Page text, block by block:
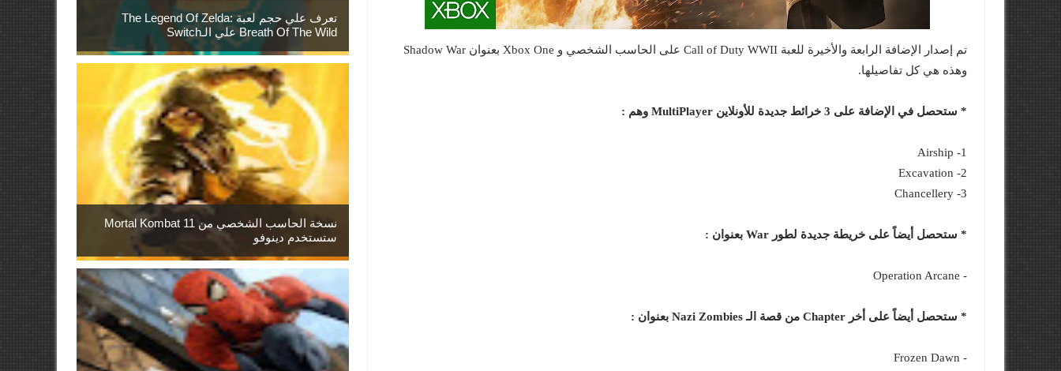
تم إصدار الإضافة الرابعة والأخيرة للعبة Call of Duty WWII على الحاسب الشخصي و Xbox One بعنوان Shadow War
وهذه هي كل تفاصيلها.
* ستحصل في الإضافة على 3 خرائط جديدة للأونلاين MultiPlayer وهم :
1- Airship
2- Excavation
3- Chancellery
* ستحصل أيضاً على خريطة جديدة لطور War بعنوان :
- Operation Arcane
* ستحصل أيضاً على أخر Chapter من قصة الـ Nazi Zombies بعنوان :
- Frozen Dawn
تعرف علي حجم لعبة The Legend Of Zelda:
Breath Of The Wild علي الـSwitch
نسخة الحاسب الشخصي من Mortal Kombat 11
ستستخدم دينوفو